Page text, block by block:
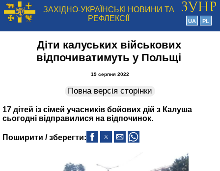
ЗАХІДНО-УКРАЇНСЬКІ НОВИНИ ТА
РЕФЛЕКСІЇ
UA PL
Діти калуських військових
відпочиватимуть у Польщі
19 серпня 2022
Повна версія сторінки
17 дітей із сімей учасників бойових дій з Калуша
сьогодні відправилися на відпочинок.
Поширити / зберегти: